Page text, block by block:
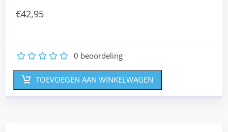
€42,95
5
4
3
2 0 beoordeling
TOEVOEGEN AAN WINKELWAGEN